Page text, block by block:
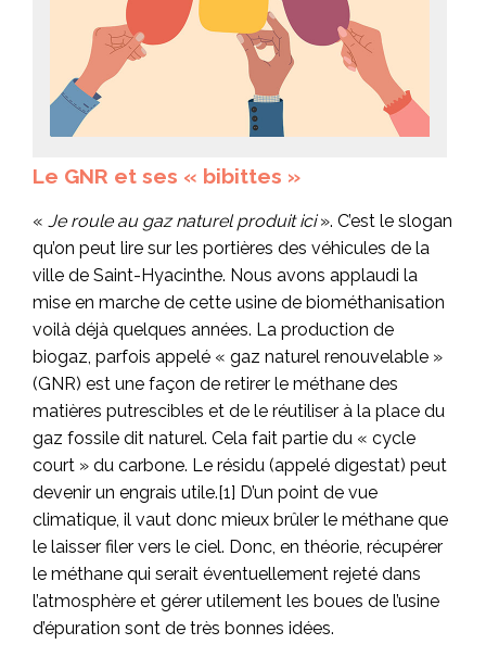
Le GNR et ses « bibittes »
« Je roule au gaz naturel produit ici». C’est le slogan
qu’on peut lire sur les portières des véhicules de la
ville de Saint-Hyacinthe. Nous avons applaudi la
mise en marche de cette usine de biométhanisation
voilà déjà quelques années. La production de
biogaz, parfois appelé « gaz naturel renouvelable »
(GNR) est une façon de retirer le méthane des
matières putrescibles et de le réutiliser à la place du
gaz fossile dit naturel. Cela fait partie du « cycle
court » du carbone. Le résidu (appelé digestat) peut
devenir un engrais utile.[1] D’un point de vue
climatique, il vaut donc mieux brûler le méthane que
le laisser filer vers le ciel. Donc, en théorie, récupérer
le méthane qui serait éventuellement rejeté dans
l’atmosphère et gérer utilement les boues de l’usine
d’épuration sont de très bonnes idées.